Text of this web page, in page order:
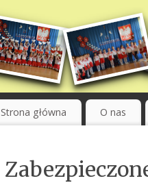
Strona główna O nas